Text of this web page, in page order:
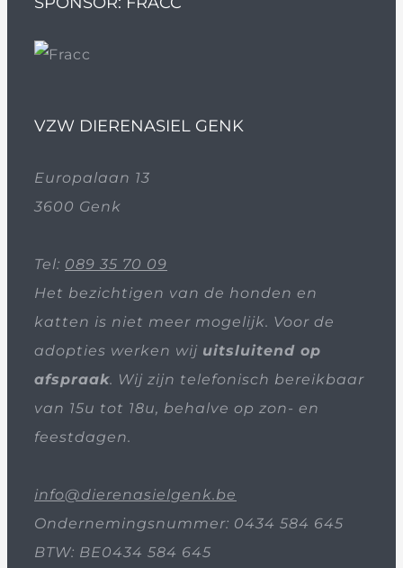
VZW DIERENASIEL GENK
Europalaan 13
3600 Genk
Tel: 089 35 70 09
Het bezichtigen van de honden en
katten is niet meer mogelijk. Voor de
adopties werken wij uitsluitend op
afspraak. Wij zijn telefonisch bereikbaar
van 15u tot 18u, behalve op zon- en
feestdagen.
info@dierenasielgenk.be
Ondernemingsnummer: 0434 584 645
BTW: BE0434 584 645